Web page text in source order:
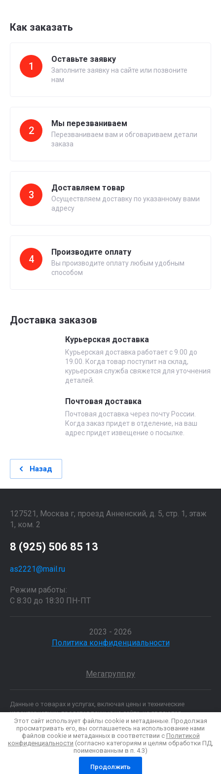
Как заказать
1
Оставьте заявку
Заполните заявку на сайте или позвоните
нам
2
Мы перезваниваем
Перезваниваем вам и обговариваем детали
заказа
3
Доставляем товар
Осуществляем доставку по указанному вами
адресу
4
Производите оплату
Вы производите оплату любым удобным
способом
Доставка заказов
Курьерская доставка
Курьерская доставка работает с 9.00 до
19.00. Когда товар поступит на склад,
курьерская служба свяжется для уточнения
деталей.
Почтовая доставка
Почтовая доставка через почту России.
Когда заказ придет в отделение, на ваш
адрес придет извещение о посылке.
Назад
127521, Москва г, проезд Анненский, д. 5, стр. 1, этаж
1, ком. 2
8 (925) 506 85 13
as2221@mail.ru
Режим работы:
С 8:30 до 18:30 ПН-ПТ
2023 - 2026
Политика конфиденциальности
Мегагрупп.ру
Данные о товарах и услугах, включая цены и технические
характеристики, представленные на сайте, не являются
публичной офертой, определяемой положениями Статьи 437 (2)
ГК РФ, а носят исключительно информационный характер. Для
получения точной информации о наличии и стоимости товара,
пожалуйста, обращайтесь по нашим телефонам.
Этот сайт использует файлы cookie и метаданные. Продолжая
просматривать его, вы соглашаетесь на использование нами
файлов cookie и метаданных в соответствии с Политикой
конфиденциальности (согласно категориям и целям обработки ПД,
поименованным в п. 4.3)
Продолжить